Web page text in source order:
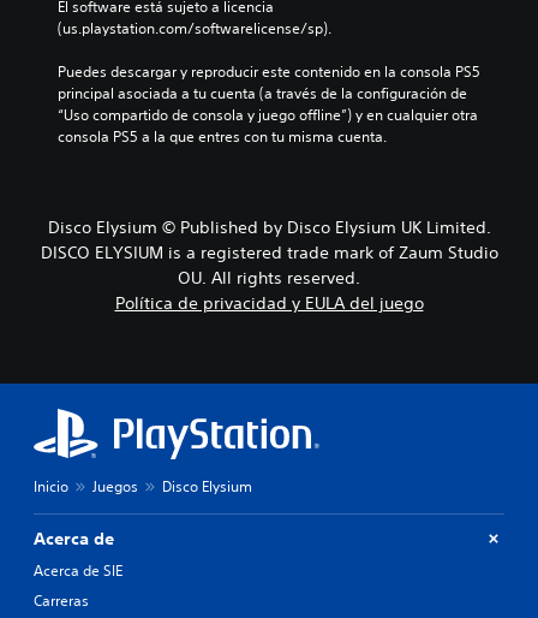
El software está sujeto a licencia
(us.playstation.com/softwarelicense/sp).
Puedes descargar y reproducir este contenido en la consola PS5
principal asociada a tu cuenta (a través de la configuración de
“Uso compartido de consola y juego offline”) y en cualquier otra
consola PS5 a la que entres con tu misma cuenta.
Disco Elysium © Published by Disco Elysium UK Limited.
DISCO ELYSIUM is a registered trade mark of Zaum Studio
OU. All rights reserved.
Política de privacidad y EULA del juego
Inicio Juegos Disco Elysium
Acerca de
Acerca de SIE
Carreras